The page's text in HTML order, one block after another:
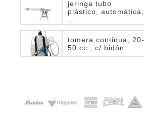
jeringa tubo
plástico, automática,
tomera continua, 20-
50 cc., c/ bidón...